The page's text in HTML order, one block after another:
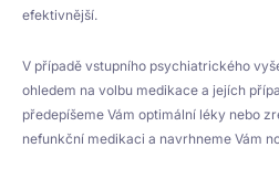
efektivnější.
V případě vstupního psychiatrického
ohledem na volbu medikace a jejích
předepíšeme Vám optimální léky nebo
nefunkční medikaci a navrhneme Vám